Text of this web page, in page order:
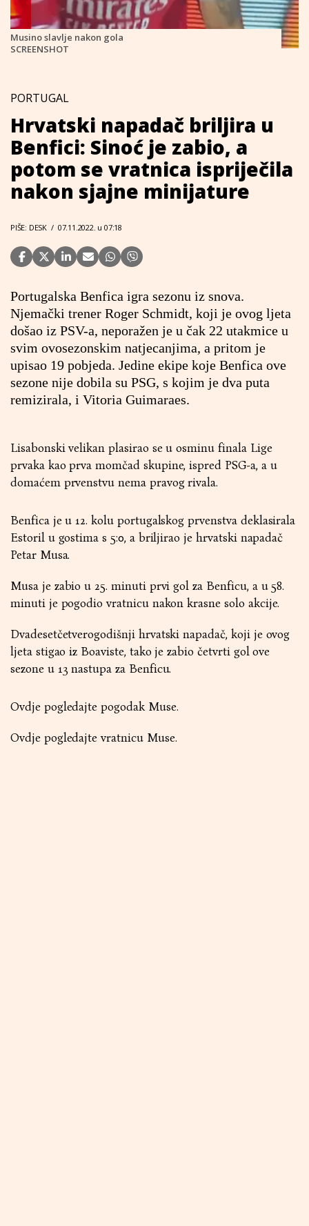
Musino slavlje nakon gola
SCREENSHOT
PORTUGAL
Hrvatski napadač briljira u
Benfici: Sinoć je zabio, a
potom se vratnica ispriječila
nakon sjajne minijature
PIŠE: DESK / 07.11.2022. u 07:18
Portugalska Benfica igra sezonu iz snova.
Njemački trener Roger Schmidt, koji je ovog ljeta
došao iz PSV-a, neporažen je u čak 22 utakmice u
svim ovosezonskim natjecanjima, a pritom je
upisao 19 pobjeda. Jedine ekipe koje Benfica ove
sezone nije dobila su PSG, s kojim je dva puta
remizirala, i Vitoria Guimaraes.
Lisabonski velikan plasirao se u osminu finala Lige
prvaka kao prva momčad skupine, ispred PSG-a, a u
domaćem prvenstvu nema pravog rivala.
Benfica je u 12. kolu portugalskog prvenstva deklasirala
Estoril u gostima s 5:0, a briljirao je hrvatski napadač
Petar Musa.
Musa je zabio u 25. minuti prvi gol za Benficu, a u 58.
minuti je pogodio vratnicu nakon krasne solo akcije.
Dvadesetčetverogodišnji hrvatski napadač, koji je ovog
ljeta stigao iz Boaviste, tako je zabio četvrti gol ove
sezone u 13 nastupa za Benficu.
Ovdje pogledajte pogodak Muse.
Ovdje pogledajte vratnicu Muse.